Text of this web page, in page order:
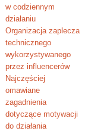
w codziennym
działaniu
Organizacja zaplecza
technicznego
wykorzystywanego
przez influencerów
Najczęściej
omawiane
zagadnienia
dotyczące motywacji
do działania